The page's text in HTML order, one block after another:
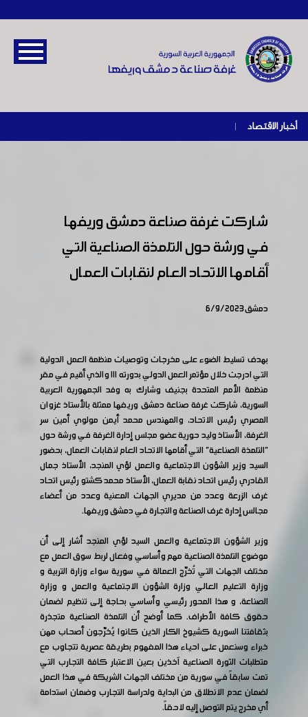
أخبار الاقتصاد |
شاركت غرفة صناعة دمشق وريفها
في ورشة حول التلمذة الصناعية التي
أقامها الاتحاد العام لنقابات العمال
دمشق 6/9/2023
بهدف تسليط الضوء على مخرجات وتوصيات منظمة العمل الدولية
التي ادرجت خلال مؤتمر العمل الدولي بدورته ١١١ والذي أقيم في مقر
منظمة الأمم المتحدة بجنيف وشارك به وفد الجمهورية العربية
السورية، شاركت غرفة صناعة دمشق وريفها ممثلة بالأستاذ غزوان
المصري رئيس الاتحاد، والمهندس محمد أيمن مولوي أمين سر
الغرفة، الأستاذ وليد حورية عضو مجلس إدارة الغرفة في ورشة حول
"التلمذة الصناعية" التي أقامها الاتحاد العام لنقابات العمال، بحضور
السيد وزير الشؤون الاجتماعية والعمل لؤي المنجد، الأستاذ جمال
القادري رئيس اتحاد نقابة العمال، الأستاذ محمد كشتو رئيس اتحاد
غرف الزرعة وعدد من مديري الجهات المعنية وعدد من أعضاء
مجالس إدارة غرف الصناعة والتجارة في دمشق وريفها.
وزير الشؤون الاجتماعية والعمل السيد لؤي المنجد أشار إلى أن
موضوع التلمذة الصناعية مهم وأساسي وفعال لربط سوق العمل مع
مختلف الجهات التي تُخرّج العمالة في سورية سواء وزارة التربية و
وزارة التعليم العالي وزارة الشؤون الاجتماعية والعمل و وزارة
الصناعة، و هذا المحور رئيسي وأساسي بحاجة إلى تنظيم لضمان
حقوق كافة الأطراف. كما أوضح أن التلمذة الصناعية متجذرة
بثقافتنا السورية كشيوخ الكار الذين كانوا يُخرّجون أصحاب مهن
خبراء وسنعمل على احياء هذا المفهوم بطريقة عصرية تتجاوب مع
متطلبات الثورة الصناعية آخذين بعين الاعتبار كافة التجارب التي
تمت سابقاً في سورية من مختلف الجهات الشريكة في هذا العمل
لضمان عدم الانطلاق من البداية ولدراسة التجارب وضمان استدامة
أي مخرج يتم التوصل إليه لاحقاً.